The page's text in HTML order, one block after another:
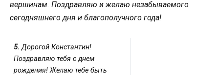
вершинам. Поздравляю и желаю незабываемого
сегодняшнего дня и благополучного года!
5.Дорогой Константин!
Поздравляю тебя с днем
рождения! Желаю тебе быть